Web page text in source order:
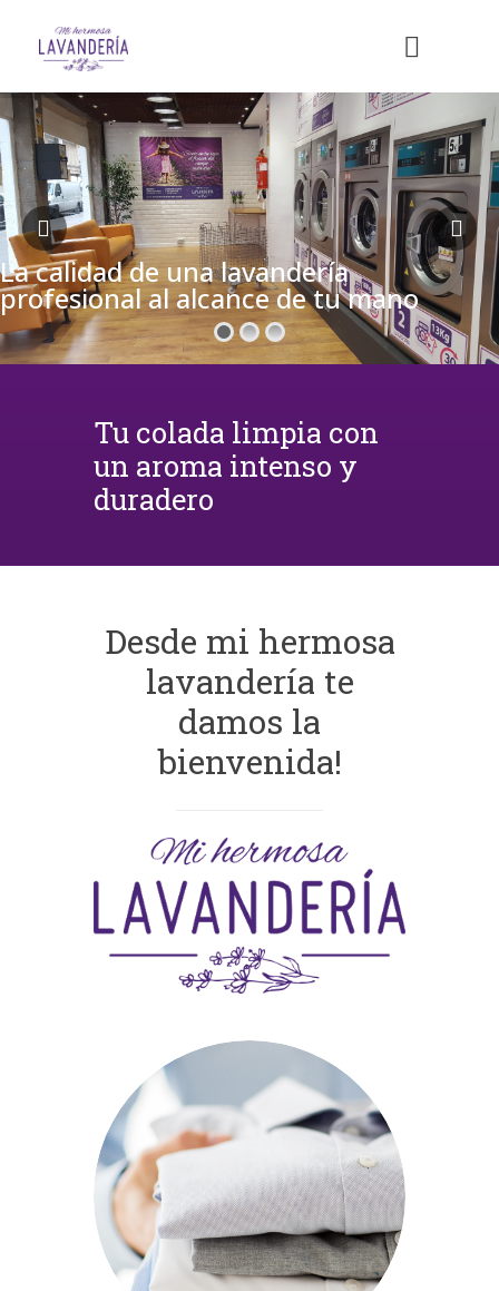
La calidad de una lavandería
profesional al alcance de tu mano
Tu colada limpia con
un aroma intenso y
duradero
Desde mi hermosa
lavandería te
damos la
bienvenida!